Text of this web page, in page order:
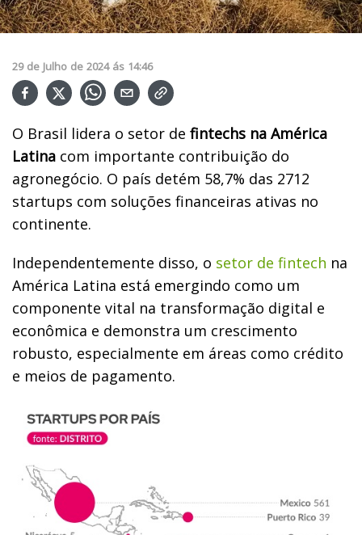
29 de Julho de 2024 ás 14:46
O Brasil lidera o setor de fintechs na América
Latina com importante contribuição do
agronegócio. O país detém 58,7% das 2712
startups com soluções financeiras ativas no
continente.
Independentemente disso, o setor de fintech na
América Latina está emergindo como um
componente vital na transformação digital e
econômica e demonstra um crescimento
robusto, especialmente em áreas como crédito
e meios de pagamento.